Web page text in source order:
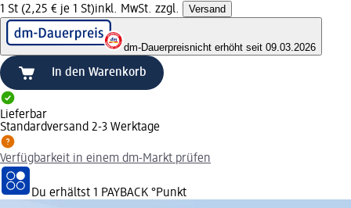
1 St (2,25 € je 1 St)inkl. MwSt. zzgl. Versand
dm-Dauerpreisnicht erhöht seit 09.03.2026
In den Warenkorb
Lieferbar
Standardversand 2-3 Werktage
Verfügbarkeit in einem dm-Markt prüfen
Du erhältst 1 PAYBACK °Punkt